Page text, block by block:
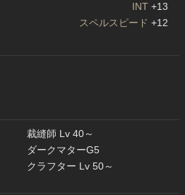
INT +13
スペルスピード +12
裁縫師 Lv 40～
ダークマターG5
クラフター Lv 50～